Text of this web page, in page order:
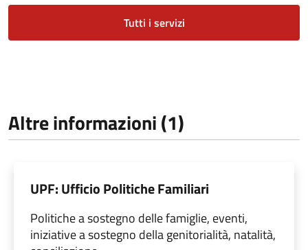
Tutti i servizi
Altre informazioni (1)
UPF: Ufficio Politiche Familiari
Politiche a sostegno delle famiglie, eventi,
iniziative a sostegno della genitorialità, natalità,